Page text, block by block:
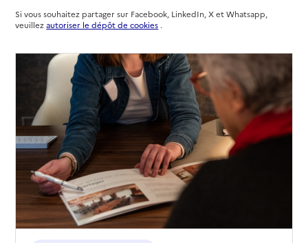
Si vous souhaitez partager sur Facebook, LinkedIn, X et Whatsapp,
veuillezautoriser le dépôt de cookies .